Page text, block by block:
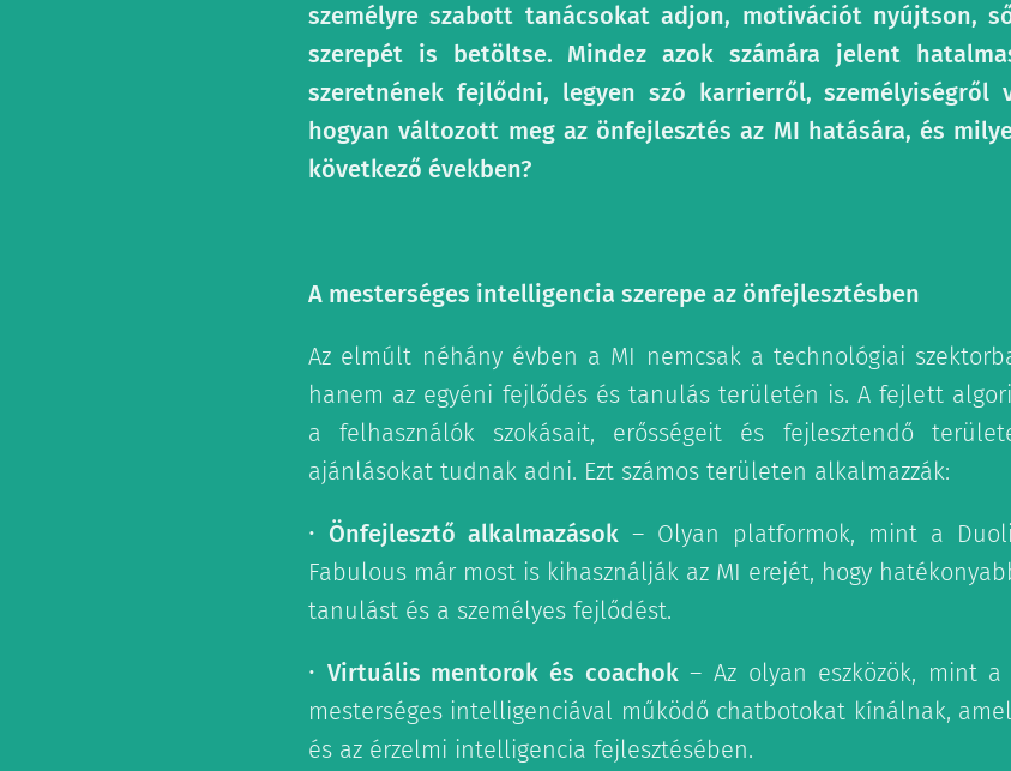
személyre szabott tanácsokat adjon, motivációt nyújtson,
szerepét is betöltse. Mindez azok számára jelent
szeretnének fejlődni, legyen szó karrierről, személyiségről
hogyan változott meg az önfejlesztés az MI hatására, és
következő években?
A mesterséges intelligencia szerepe az önfejlesztésben
Az elmúlt néhány évben a MI nemcsak a technológiai
hanem az egyéni fejlődés és tanulás területén is. A fejlett
a felhasználók szokásait, erősségeit és fejlesztendő
ajánlásokat tudnak adni. Ezt számos területen alkalmazzák:
• Önfejlesztő alkalmazások – Olyan platformok, mint a
Fabulous már most is kihasználják az MI erejét, hogy
tanulást és a személyes fejlődést.
• Virtuális mentorok és coachok– Az olyan eszközök, mint a
mesterséges intelligenciával működő chatbotokat kínálnak,
és az érzelmi intelligencia fejlesztésében.